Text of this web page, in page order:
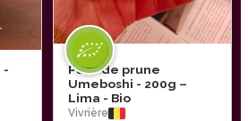
-
Pâte de prune
Umeboshi - 200g –
Lima - Bio
Vivrière